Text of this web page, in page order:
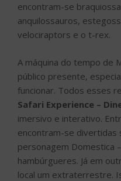
encontram-se
anquilossauros,
velociraptors e o t-rex.
A máquina do tempo de
público presente,
funcionar. Todos esses
Safari Experience –
imersivo e interativo.
encontram-se divertidas
personagem Domestica
hambúrgueres. Já em
local um extraterrestre.